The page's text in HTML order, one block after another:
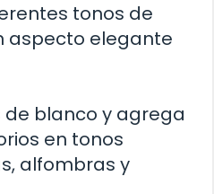
tonos de
aspecto elegante
de blanco y agrega
en tonos
alfombras y